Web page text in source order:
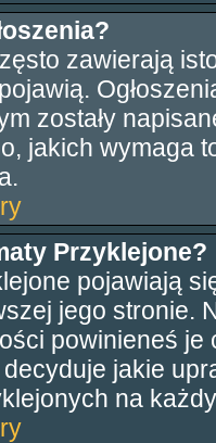
zawierają
zostały
jakich wymaga
Przyklejone?
pojawiają
jego stronie.
powinieneś je
jakie
na